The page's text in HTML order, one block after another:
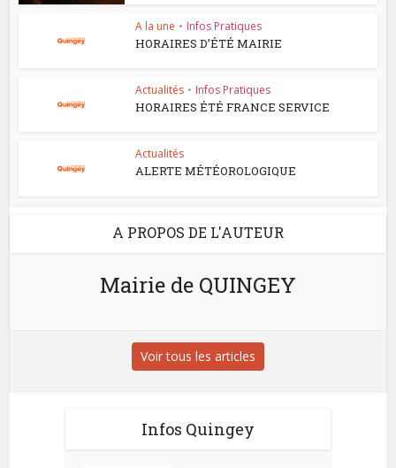
A la une • Infos Pratiques
HORAIRES D’ÉTÉ MAIRIE
Actualités • Infos Pratiques
HORAIRES ÉTÉ FRANCE SERVICE
Actualités
ALERTE MÉTÉOROLOGIQUE
A PROPOS DE L'AUTEUR
Mairie de QUINGEY
Voir tous les articles
Infos Quingey